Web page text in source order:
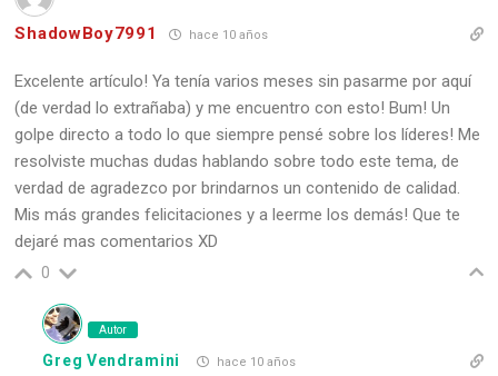
ShadowBoy7991 hace 10 años
Excelente artículo! Ya tenía varios meses sin pasarme por aquí
(de verdad lo extrañaba) y me encuentro con esto! Bum! Un
golpe directo a todo lo que siempre pensé sobre los líderes! Me
resolviste muchas dudas hablando sobre todo este tema, de
verdad de agradezco por brindarnos un contenido de calidad.
Mis más grandes felicitaciones y a leerme los demás! Que te
dejaré mas comentarios XD
0
Autor
Greg Vendramini hace 10 años